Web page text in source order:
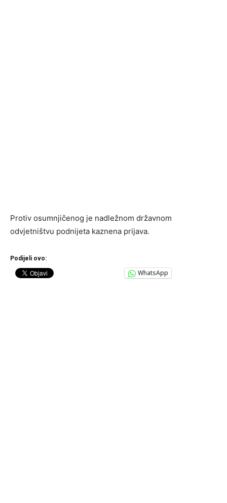
Protiv osumnjičenog je nadležnom državnom
odvjetništvu podnijeta kaznena prijava.
Podijeli ovo:
WhatsApp